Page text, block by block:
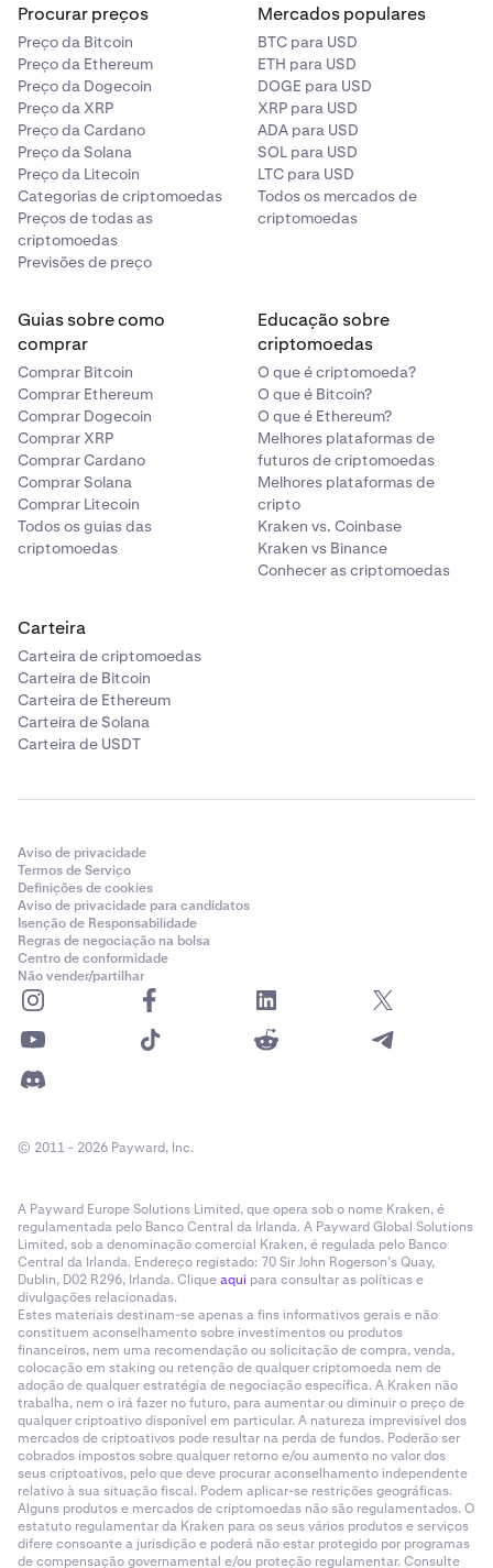
Procurar preços
Preço da Bitcoin
Preço da Ethereum
Preço da Dogecoin
Preço da XRP
Preço da Cardano
Preço da Solana
Preço da Litecoin
Categorias de criptomoedas
Preços de todas as
criptomoedas
Previsões de preço
Mercados populares
BTC para USD
ETH para USD
DOGE para USD
XRP para USD
ADA para USD
SOL para USD
LTC para USD
Todos os mercados de
criptomoedas
Guias sobre como
comprar
Comprar Bitcoin
Comprar Ethereum
Comprar Dogecoin
Comprar XRP
Comprar Cardano
Comprar Solana
Comprar Litecoin
Todos os guias das
criptomoedas
Educação sobre
criptomoedas
O que é criptomoeda?
O que é Bitcoin?
O que é Ethereum?
Melhores plataformas de
futuros de criptomoedas
Melhores plataformas de
cripto
Kraken vs. Coinbase
Kraken vs Binance
Conhecer as criptomoedas
Carteira
Carteira de criptomoedas
Carteira de Bitcoin
Carteira de Ethereum
Carteira de Solana
Carteira de USDT
Aviso de privacidade
Termos de Serviço
Definições de cookies
Aviso de privacidade para candidatos
Isenção de Responsabilidade
Regras de negociação na bolsa
Centro de conformidade
Não vender/partilhar
© 2011 - 2026 Payward, Inc.
A Payward Europe Solutions Limited, que opera sob o nome Kraken, é
regulamentada pelo Banco Central da Irlanda. A Payward Global Solutions
Limited, sob a denominação comercial Kraken, é regulada pelo Banco
Central da Irlanda. Endereço registado: 70 Sir John Rogerson’s Quay,
Dublin, D02 R296, Irlanda. Cliqueaqui para consultar as políticas e
divulgações relacionadas.
Estes materiais destinam-se apenas a fins informativos gerais e não
constituem aconselhamento sobre investimentos ou produtos
financeiros, nem uma recomendação ou solicitação de compra, venda,
colocação em staking ou retenção de qualquer criptomoeda nem de
adoção de qualquer estratégia de negociação específica. A Kraken não
trabalha, nem o irá fazer no futuro, para aumentar ou diminuir o preço de
qualquer criptoativo disponível em particular. A natureza imprevisível dos
mercados de criptoativos pode resultar na perda de fundos. Poderão ser
cobrados impostos sobre qualquer retorno e/ou aumento no valor dos
seus criptoativos, pelo que deve procurar aconselhamento independente
relativo à sua situação fiscal. Podem aplicar-se restrições geográficas.
Alguns produtos e mercados de criptomoedas não são regulamentados. O
estatuto regulamentar da Kraken para os seus vários produtos e serviços
difere consoante a jurisdição e poderá não estar protegido por programas
de compensação governamental e/ou proteção regulamentar. Consulte